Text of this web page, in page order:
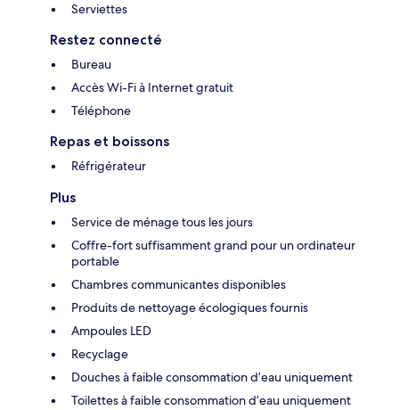
Serviettes
Restez connecté
Bureau
Accès Wi-Fi à Internet gratuit
Téléphone
Repas et boissons
Réfrigérateur
Plus
Service de ménage tous les jours
Coffre-fort suffisamment grand pour un ordinateur
portable
Chambres communicantes disponibles
Produits de nettoyage écologiques fournis
Ampoules LED
Recyclage
Douches à faible consommation d’eau uniquement
Toilettes à faible consommation d’eau uniquement